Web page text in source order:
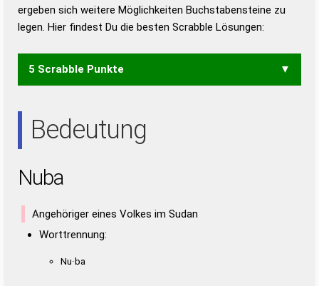
Duden – Die deutsche Grammatik
Duden – Deutsches
Universalwörterbuch
ergeben sich weitere Möglichkeiten Buchstabensteine zu
legen. Hier findest Du die besten Scrabble Lösungen:
5 Scrabble Punkte
Bedeutung
Nuba
Angehöriger eines Volkes im Sudan
Worttrennung:
Nu·ba